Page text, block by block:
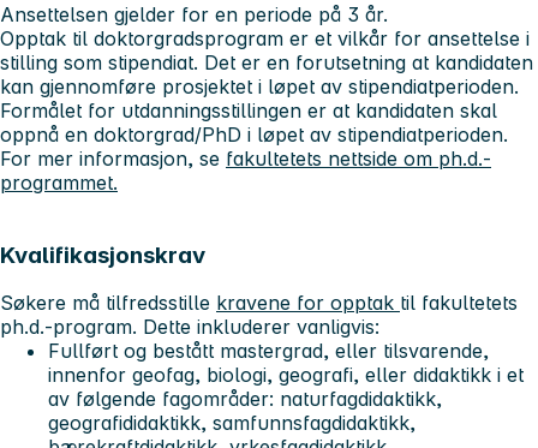
Ansettelsen gjelder for en periode på 3 år.
Opptak til doktorgradsprogram er et vilkår for ansettelse i
stilling som stipendiat. Det er en forutsetning at kandidaten
kan gjennomføre prosjektet i løpet av stipendiatperioden.
Formålet for utdanningsstillingen er at kandidaten skal
oppnå en doktorgrad/PhD i løpet av stipendiatperioden.
For mer informasjon, se fakultetets nettside om ph.d.-
programmet.
Kvalifikasjonskrav
Søkere må tilfredsstille kravene for opptak til fakultetets
ph.d.-program. Dette inkluderer vanligvis:
Fullført og bestått mastergrad, eller tilsvarende,
innenfor geofag, biologi, geografi, eller didaktikk i et
av følgende fagområder: naturfagdidaktikk,
geografididaktikk, samfunnsfagdidaktikk,